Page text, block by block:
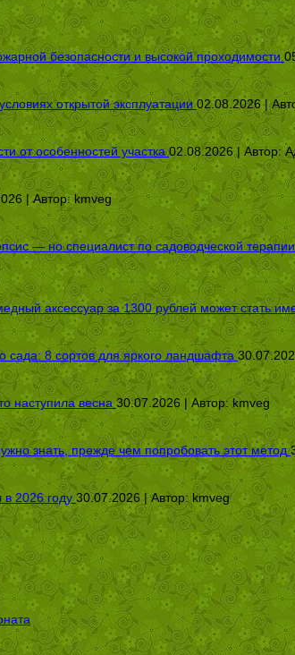
безопасности и высокой проходимости
открытой эксплуатации 02.08.2026 |
от особенностей участка 02.08.2026 | Автор:
| Автор:kmveg
— но специалист по садоводческой терапии
аксессуар за 1300 рублей может стать
сада: 8 сортов для яркого ландшафта
наступила весна 30.07.2026 | Автор: kmveg
знать, прежде чем попробовать этот метод
2026 году 30.07.2026 | Автор: kmveg